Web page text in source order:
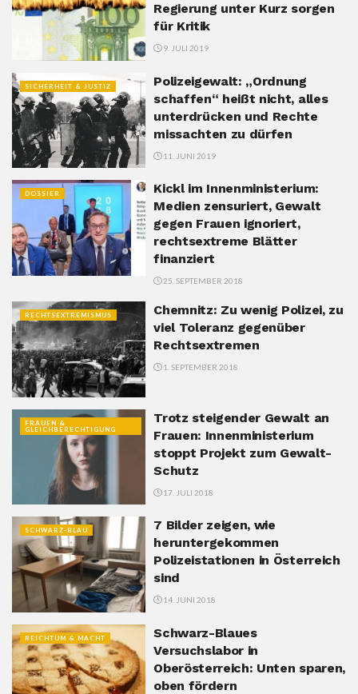
Regierung unter Kurz sorgen
für Kritik
9. JULI 2019
SICHERHEIT & JUSTIZ
Polizeigewalt: „Ordnung
schaffen“ heißt nicht, alles
unterdrücken und Rechte
missachten zu dürfen
11. JUNI 2019
DOSSIER
Kickl im Innenministerium:
Medien zensuriert, Gewalt
gegen Frauen ignoriert,
rechtsextreme Blätter
finanziert
25. SEPTEMBER 2018
RECHTSEXTREMISMUS
Chemnitz: Zu wenig Polizei, zu
viel Toleranz gegenüber
Rechtsextremen
1. SEPTEMBER 2018
FRAUEN &
GLEICHBERECHTIGUNG
Trotz steigender Gewalt an
Frauen: Innenministerium
stoppt Projekt zum Gewalt-
Schutz
17. JULI 2018
SCHWARZ-BLAU
7 Bilder zeigen, wie
heruntergekommen
Polizeistationen in Österreich
sind
14. JUNI 2018
REICHTUM & MACHT
Schwarz-Blaues
Versuchslabor in
Oberösterreich: Unten sparen,
oben fördern